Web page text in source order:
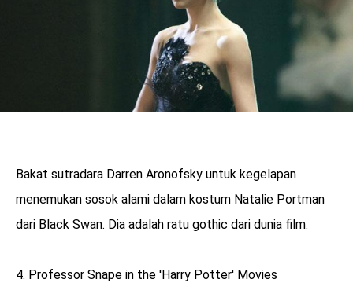
Bakat sutradara Darren Aronofsky untuk kegelapan
menemukan sosok alami dalam kostum Natalie Portman
dari Black Swan. Dia adalah ratu gothic dari dunia film.
4. Professor Snape in the 'Harry Potter' Movies